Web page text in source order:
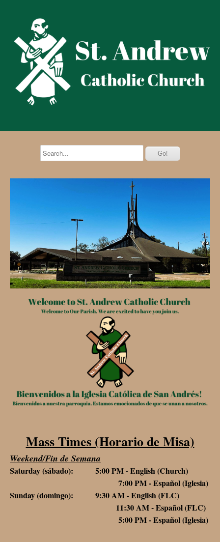
Mass Times (Horario de Misa)
Weekend/Fin de Semana
Saturday (sábado): 5:00 PM - English (Church)
7:00 PM - Español (Iglesia)
Sunday (domingo): 9:30 AM - English (FLC)
11:30 AM - Español (FLC)
5:00 PM - Español (Iglesia)